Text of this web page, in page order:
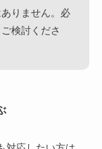
りません。必
検討くださ